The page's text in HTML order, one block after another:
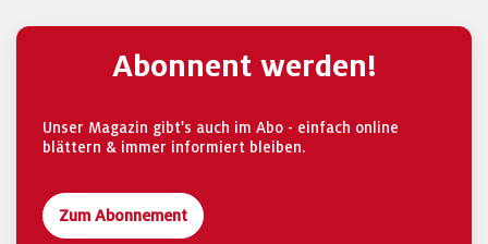
Abonnent werden!
Unser Magazin gibt's auch im Abo - einfach online
blättern & immer informiert bleiben.
Zum Abonnement